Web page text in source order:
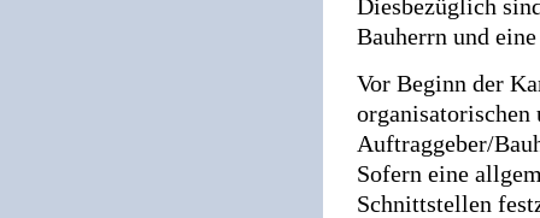
Diesbezüglich
Bauherrn und
Vor Beginn der
organisatorischen
Auftraggeber/
Sofern eine
Schnittstellen